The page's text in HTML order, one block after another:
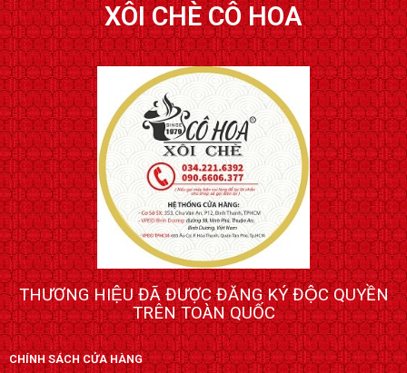
XÔI CHÈ CÔ HOA
THƯƠNG HIỆU ĐÃ ĐƯỢC ĐĂNG KÝ ĐỘC QUYỀN
TRÊN TOÀN QUỐC
CHÍNH SÁCH CỬA HÀNG